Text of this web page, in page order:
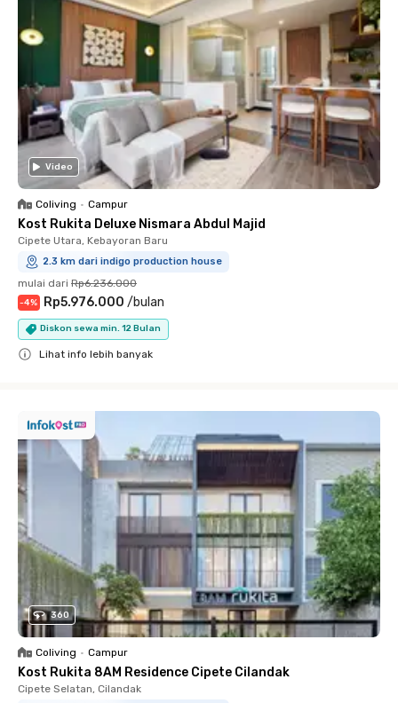
Video
Coliving • Campur
Kost Rukita Deluxe Nismara Abdul Majid
Cipete Utara, Kebayoran Baru
2.3 km dari indigo production house
mulai dari Rp6.236.000
-4% Rp5.976.000 /bulan
Diskon sewa min. 12 Bulan
Lihat info lebih banyak
360
Coliving • Campur
Kost Rukita 8AM Residence Cipete Cilandak
Cipete Selatan, Cilandak